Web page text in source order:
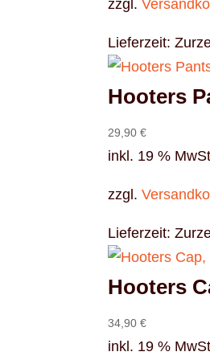
zzgl.
Lieferzeit:
Hooters
29,90€
inkl. 19 %
zzgl.
Lieferzeit:
Hooters
34,90€
inkl. 19 %